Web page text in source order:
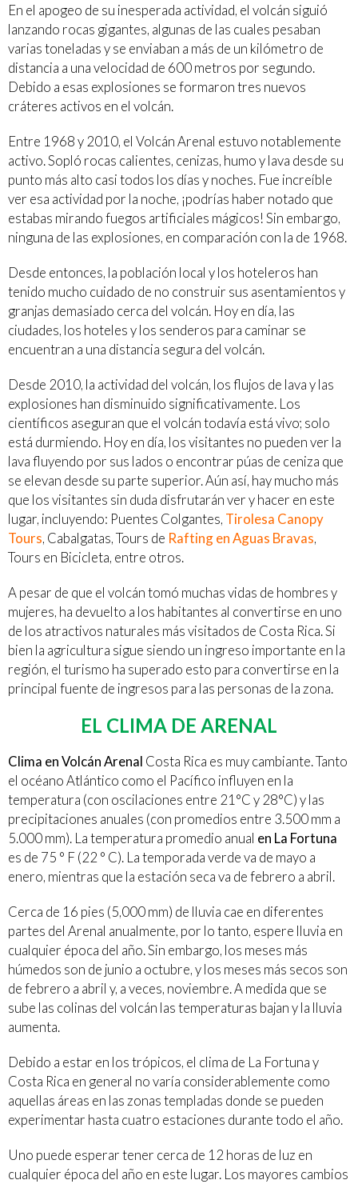
En el apogeo de su inesperada actividad, el volcán siguió
lanzando rocas gigantes, algunas de las cuales pesaban
varias toneladas y se enviaban a más de un kilómetro de
distancia a una velocidad de 600 metros por segundo.
Debido a esas explosiones se formaron tres nuevos
cráteres activos en el volcán.
Entre 1968 y 2010, el Volcán Arenal estuvo notablemente
activo. Sopló rocas calientes, cenizas, humo y lava desde su
punto más alto casi todos los días y noches. Fue increíble
ver esa actividad por la noche, ¡podrías haber notado que
estabas mirando fuegos artificiales mágicos! Sin embargo,
ninguna de las explosiones, en comparación con la de 1968.
Desde entonces, la población local y los hoteleros han
tenido mucho cuidado de no construir sus asentamientos y
granjas demasiado cerca del volcán. Hoy en día, las
ciudades, los hoteles y los senderos para caminar se
encuentran a una distancia segura del volcán.
Desde 2010, la actividad del volcán, los flujos de lava y las
explosiones han disminuido significativamente. Los
científicos aseguran que el volcán todavía está vivo; solo
está durmiendo. Hoy en día, los visitantes no pueden ver la
lava fluyendo por sus lados o encontrar púas de ceniza que
se elevan desde su parte superior. Aún así, hay mucho más
que los visitantes sin duda disfrutarán ver y hacer en este
lugar, incluyendo: Puentes Colgantes, Tirolesa Canopy
Tours, Cabalgatas, Tours de Rafting en Aguas Bravas,
Tours en Bicicleta, entre otros.
A pesar de que el volcán tomó muchas vidas de hombres y
mujeres, ha devuelto a los habitantes al convertirse en uno
de los atractivos naturales más visitados de Costa Rica. Si
bien la agricultura sigue siendo un ingreso importante en la
región, el turismo ha superado esto para convertirse en la
principal fuente de ingresos para las personas de la zona.
EL CLIMA DE ARENAL
Clima en Volcán Arenal Costa Rica es muy cambiante. Tanto
el océano Atlántico como el Pacífico influyen en la
temperatura (con oscilaciones entre 21°C y 28°C) y las
precipitaciones anuales (con promedios entre 3.500 mm a
5.000 mm). La temperatura promedio anual en La Fortuna
es de 75 ° F (22 ° C). La temporada verde va de mayo a
enero, mientras que la estación seca va de febrero a abril.
Cerca de 16 pies (5,000 mm) de lluvia cae en diferentes
partes del Arenal anualmente, por lo tanto, espere lluvia en
cualquier época del año. Sin embargo, los meses más
húmedos son de junio a octubre, y los meses más secos son
de febrero a abril y, a veces, noviembre. A medida que se
sube las colinas del volcán las temperaturas bajan y la lluvia
aumenta.
Debido a estar en los trópicos, el clima de La Fortuna y
Costa Rica en general no varía considerablemente como
aquellas áreas en las zonas templadas donde se pueden
experimentar hasta cuatro estaciones durante todo el año.
Uno puede esperar tener cerca de 12 horas de luz en
cualquier época del año en este lugar. Los mayores cambios